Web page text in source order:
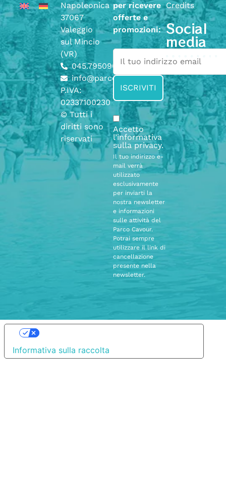
Napoleonica
37067
Valeggio
sul Mincio
(VR)
045.7950904
info@parcocavour.it
P.IVA:
02337100230
© Tutti i
diritti sono
riservati
per ricevere
offerte e
promozioni:
Accetto
l’informativa
sullaprivacy.
Il tuo indirizzo e-
mail verrà
utilizzato
esclusivamente
per inviarti la
nostra newsletter
e informazioni
sulle attività del
Parco Cavour.
Potrai sempre
utilizzare il link di
cancellazione
presente nella
newsletter.
Credits
Social
media
Informativa sulla raccolta
Le tue preferenze relative alla privacy